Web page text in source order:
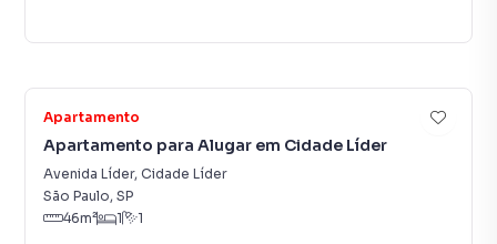
Apartamento
Apartamento para Alugar em Cidade Líder
Avenida Líder, Cidade Líder
São Paulo, SP
46m² 1 1